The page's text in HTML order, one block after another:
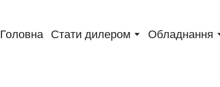
Головна Стати дилером Обладнання